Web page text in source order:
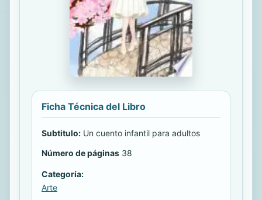
Ficha Técnica del Libro
Subtitulo: Un cuento infantil para adultos
Número de páginas 38
Categoría:
Arte